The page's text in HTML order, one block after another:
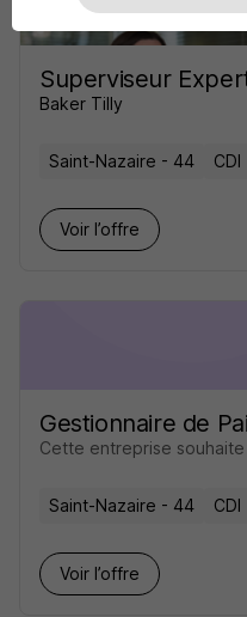
Superviseur
Baker Tilly
Saint-Nazaire - 44 CDI
Voir l’offre
Gestionnaire de
Cette entreprise
Saint-Nazaire - 44 CDI
Voir l’offre